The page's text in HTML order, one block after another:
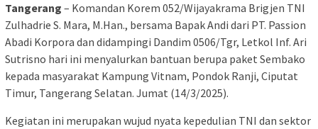
Tangerang – Komandan Korem 052/Wijayakrama Brigjen TNI
Zulhadrie S. Mara, M.Han., bersama Bapak Andi dari PT. Passion
Abadi Korpora dan didampingi Dandim 0506/Tgr, Letkol Inf. Ari
Sutrisno hari ini menyalurkan bantuan berupa paket Sembako
kepada masyarakat Kampung Vitnam, Pondok Ranji, Ciputat
Timur, Tangerang Selatan. Jumat (14/3/2025).
Kegiatan ini merupakan wujud nyata kepedulian TNI dan sektor